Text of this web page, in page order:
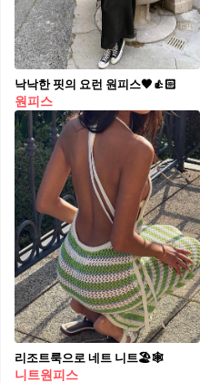
낙낙한 핏의 요런 원피스🖤👍🏻
원피스
리조트룩으로 네트 니트🏖🕸
니트원피스